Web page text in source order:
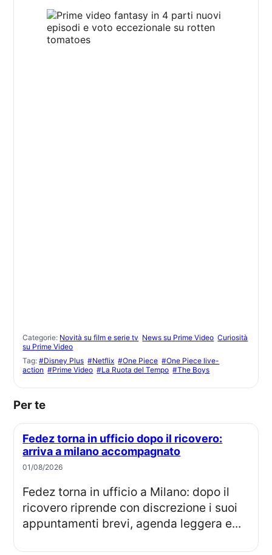
Categorie: Novità su film e serie tv News su Prime Video Curiosità
su Prime Video
Tag:#Disney Plus #Netflix #One Piece #One Piece live-
action #Prime Video #La Ruota del Tempo #The Boys
Per te
Fedez torna in ufficio dopo il ricovero:
arriva a milano accompagnato
01/08/2026
Fedez torna in ufficio a Milano: dopo il
ricovero riprende con discrezione i suoi
appuntamenti brevi, agenda leggera e...